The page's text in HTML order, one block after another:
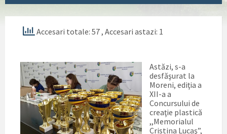
Accesari totale: 57, Accesari astazi: 1
Astăzi, s-a
desfăşurat la
Moreni, ediţia a
XII-a a
Concursului de
creaţie plastică
,,Memorialul
Cristina Lucaş”,